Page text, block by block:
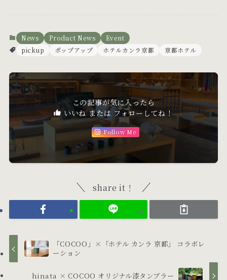
News Product News
Event
pickup
ポップアップ ホテルカンラ京都 京都ホテル
この記事が気に入ったら
いいね または フォローしてね！
Follow Me
share it！
「COCOO」×「ホテル カンラ 京都」 コラボレ
ーション
hinata × COCOO オリジナル漆タンブラー